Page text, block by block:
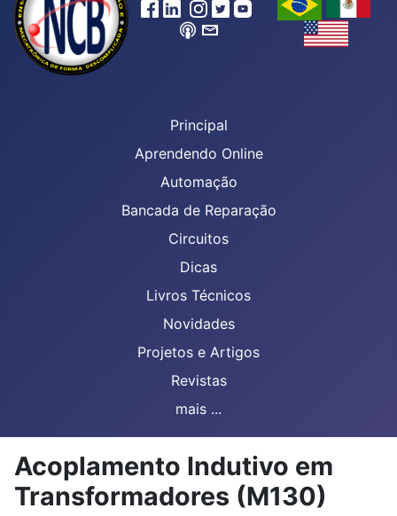
Principal
Aprendendo Online
Automação
Bancada de Reparação
Circuitos
Dicas
Livros Técnicos
Novidades
Projetos e Artigos
Revistas
mais ...
Acoplamento Indutivo em
Transformadores (M130)